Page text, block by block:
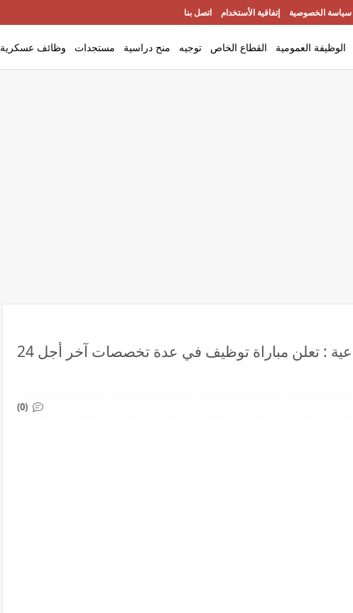
سياسة الخصوصية إتفاقية الأستخدام اتصل بنا
الوظيفة العمومية القطاع الخاص توجيه منح دراسية مستجدات وظائف عسكرية
وزارة الصحة والحماية الاجتماعية : تعلن مباراة توظيف في عدة تخصصات آخر أجل 24
(0)